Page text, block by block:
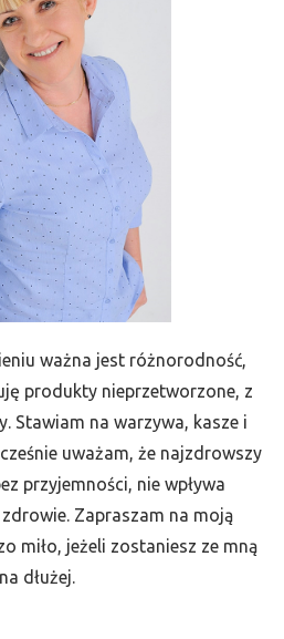
ważna jest różnorodność,
produkty nieprzetworzone, z
Stawiam na warzywa, kasze i
uważam, że najzdrowszy
przyjemności, nie wpływa
Zapraszam na moją
miło, jeżeli zostaniesz ze mną
na dłużej.